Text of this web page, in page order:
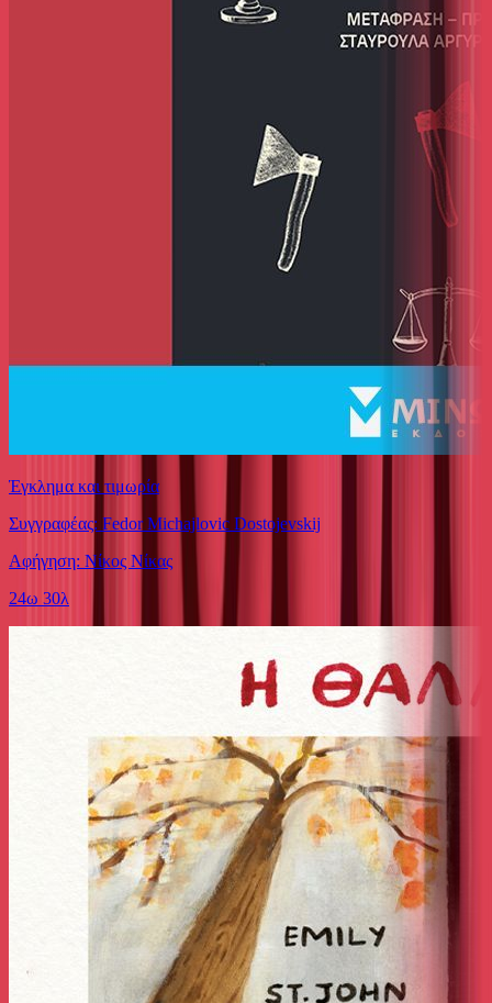
Έγκλημα και τιμωρία
Συγγραφέας: Fedor Michajlovic Dostojevskij
Αφήγηση: Νίκος Νίκας
24ω 30λ